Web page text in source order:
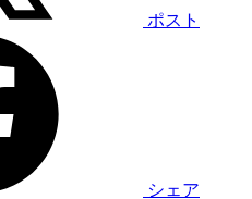
ポスト
シェア